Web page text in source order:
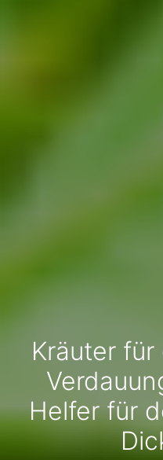
Kräuter
Helfer für